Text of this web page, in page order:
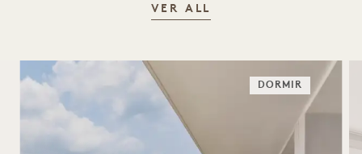
VER ALL
DORMIR